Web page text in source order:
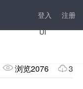
登入 注册
前台模板
UI
浏览2076 3